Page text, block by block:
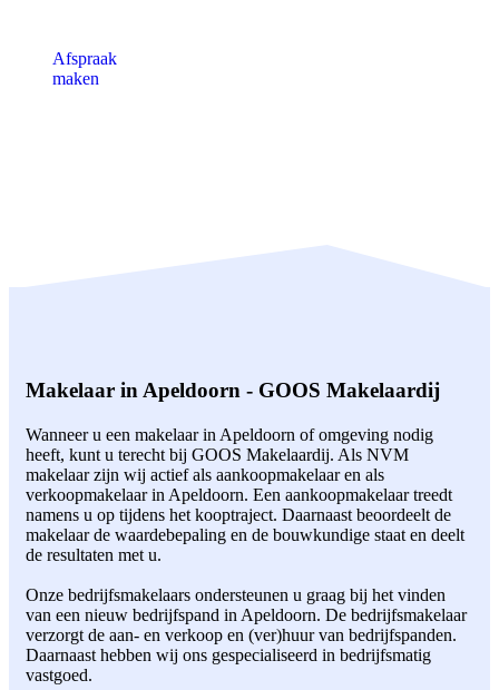
Afspraak
maken
Makelaar in Apeldoorn - GOOS Makelaardij
Wanneer u een makelaar in Apeldoorn of omgeving nodig
heeft, kunt u terecht bij GOOS Makelaardij. Als NVM
makelaar zijn wij actief als aankoopmakelaar en als
verkoopmakelaar in Apeldoorn. Een aankoopmakelaar treedt
namens u op tijdens het kooptraject. Daarnaast beoordeelt de
makelaar de waardebepaling en de bouwkundige staat en deelt
de resultaten met u.
Onze bedrijfsmakelaars ondersteunen u graag bij het vinden
van een nieuw bedrijfspand in Apeldoorn. De bedrijfsmakelaar
verzorgt de aan- en verkoop en (ver)huur van bedrijfspanden.
Daarnaast hebben wij ons gespecialiseerd in bedrijfsmatig
vastgoed.